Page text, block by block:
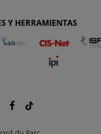
Y HERRAMIENTAS